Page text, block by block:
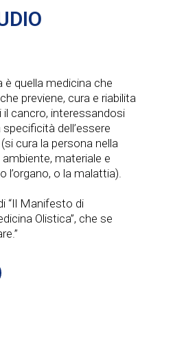
è quella medicina che
previene, cura e riabilita
il cancro, interessandosi
dell’essere
cura la persona nella
materiale e
l’organo, o la malattia).
“Il Manifesto di
Olistica”, che se